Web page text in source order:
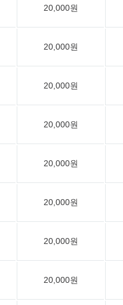
20,000원
20,000원
20,000원
20,000원
20,000원
20,000원
20,000원
20,000원